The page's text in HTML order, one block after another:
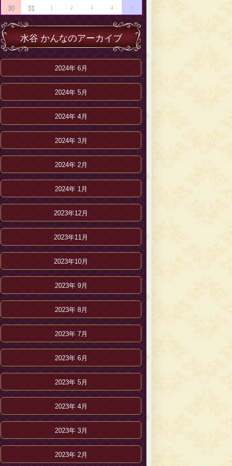
30
31 1 2 3 4 5
水谷 かんなのアーカイブ
2024年 6月
2024年 5月
2024年 4月
2024年 3月
2024年 2月
2024年 1月
2023年12月
2023年11月
2023年10月
2023年 9月
2023年 8月
2023年 7月
2023年 6月
2023年 5月
2023年 4月
2023年 3月
2023年 2月